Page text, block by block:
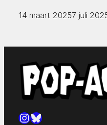
14 maart 20257 juli
Instagram
Bluesky